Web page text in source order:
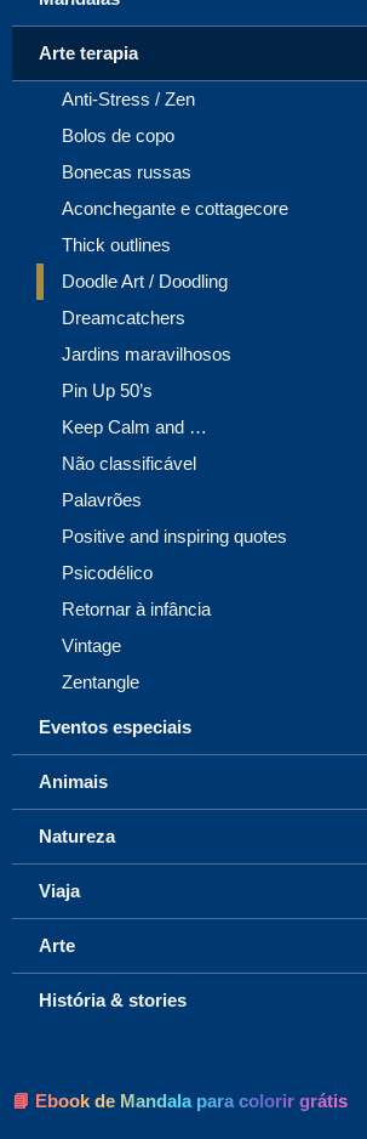
Arte terapia
Anti-Stress / Zen
Bolos de copo
Bonecas russas
Aconchegante e cottagecore
Thick outlines
Doodle Art / Doodling
Dreamcatchers
Jardins maravilhosos
Pin Up 50’s
Keep Calm and …
Não classificável
Palavrões
Positive and inspiring quotes
Psicodélico
Retornar à infância
Vintage
Zentangle
Eventos especiais
Animais
Natureza
Viaja
Arte
História & stories
📘 Ebook de Mandala para colorir grátis